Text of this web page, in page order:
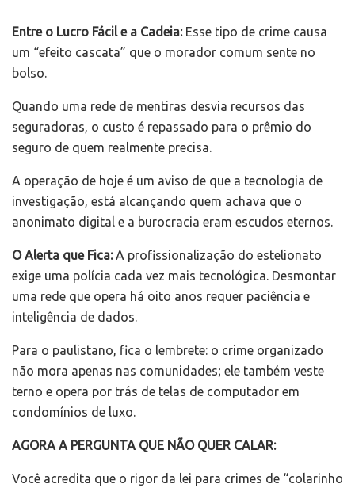
Entre o Lucro Fácil e a Cadeia:Esse tipo de crime causa
um “efeito cascata” que o morador comum sente no
bolso.
Quando uma rede de mentiras desvia recursos das
seguradoras, o custo é repassado para o prêmio do
seguro de quem realmente precisa.
A operação de hoje é um aviso de que a tecnologia de
investigação, está alcançando quem achava que o
anonimato digital e a burocracia eram escudos eternos.
O Alerta que Fica:A profissionalização do estelionato
exige uma polícia cada vez mais tecnológica. Desmontar
uma rede que opera há oito anos requer paciência e
inteligência de dados.
Para o paulistano, fica o lembrete: o crime organizado
não mora apenas nas comunidades; ele também veste
terno e opera por trás de telas de computador em
condomínios de luxo.
AGORA A PERGUNTA QUE NÃO QUER CALAR:
Você acredita que o rigor da lei para crimes de “colarinho